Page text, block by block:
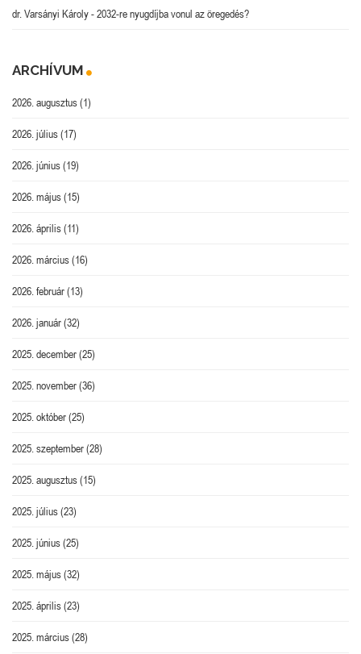
dr. Varsányi Károly-2032-re nyugdíjba vonul az öregedés?
ARCHÍVUM
2026. augusztus(1)
2026. július(17)
2026. június(19)
2026. május(15)
2026. április(11)
2026. március(16)
2026. február(13)
2026. január(32)
2025. december(25)
2025. november(36)
2025. október(25)
2025. szeptember(28)
2025. augusztus(15)
2025. július(23)
2025. június(25)
2025. május(32)
2025. április(23)
2025. március(28)